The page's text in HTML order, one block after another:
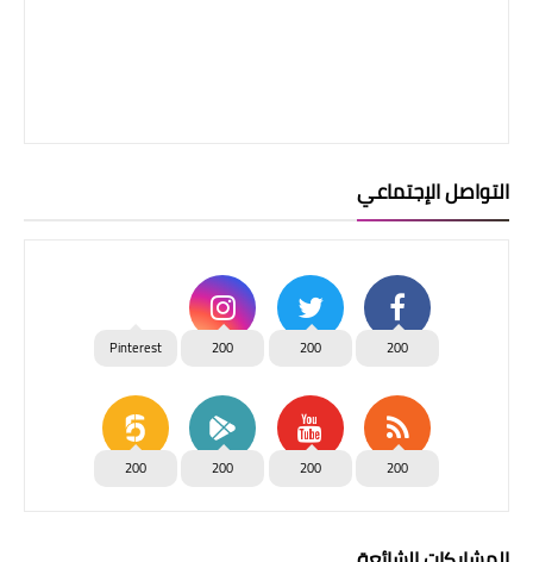
التواصل الإجتماعي
200
200
200
Pinterest
200
200
200
200